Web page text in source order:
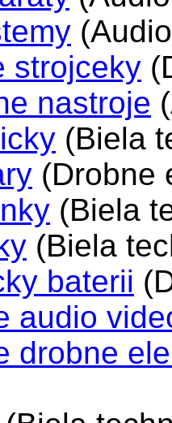
strojceky
nastroje
(Biela
(Drobne
(Biela
(Biela
baterii
audio
drobne